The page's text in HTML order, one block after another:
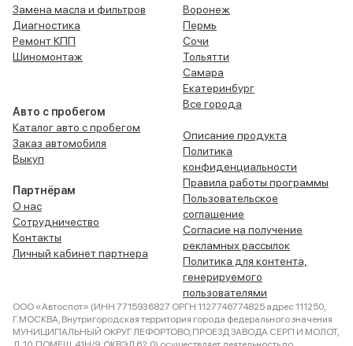
Замена масла и фильтров
Диагностика
Ремонт КПП
Шиномонтаж
Авто с пробегом
Каталог авто с пробегом
Заказ автомобиля
Выкуп
Партнёрам
О нас
Сотрудничество
Контакты
Личный кабинет партнера
Воронеж
Пермь
Сочи
Тольятти
Самара
Екатеринбург
Все города
Описание продукта
Политика
конфиденциальности
Правила работы программы
Пользовательское
соглашение
Согласие на получение
рекламных рассылок
Политика для контента,
генерируемого
пользователями
ООО «Автоспот» (ИНН 7715936827 ОРГН 1127746774825 адрес 111250,
Г.МОСКВА, Внутригородская территория города федерального значения
МУНИЦИПАЛЬНЫЙ ОКРУГ ЛЕФОРТОВО, ПРОЕЗД ЗАВОДА СЕРП И МОЛОТ,